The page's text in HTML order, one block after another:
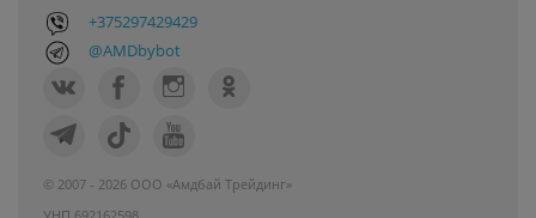
+375297429429
@AMDbybot
© 2007 - 2026 ООО «Амдбай Трейдинг»